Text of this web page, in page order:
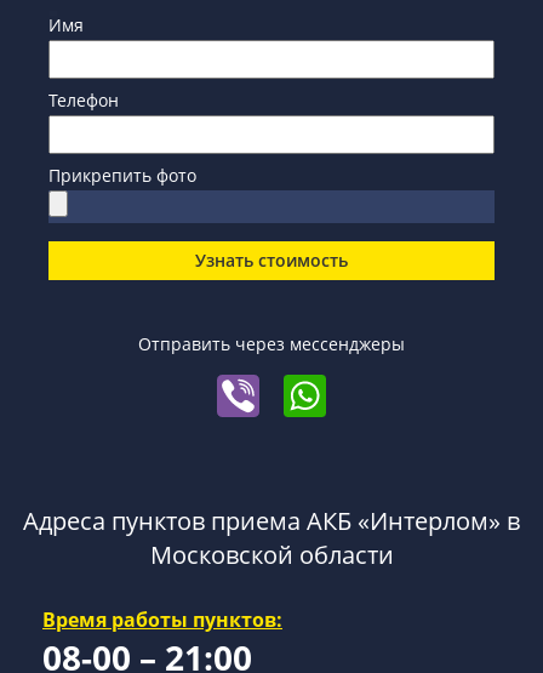
Имя
Телефон
Прикрепить фото
Узнать стоимость
Отправить через мессенджеры
Адреса пунктов приема АКБ «Интерлом» в
Московской области
Время работы пунктов:
08-00 – 21:00